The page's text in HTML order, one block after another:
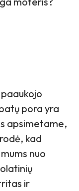
pora yra
apsimetame,
kad
nuo
ir